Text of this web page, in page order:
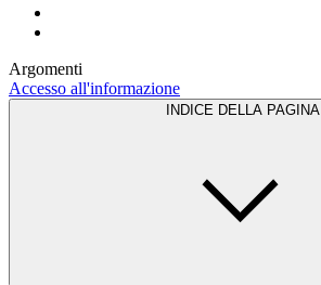
Argomenti
Accesso all'informazione
INDICE DELLA PAGINA